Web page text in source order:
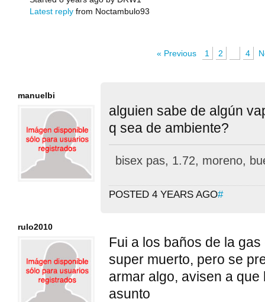
Latest reply from Noctambulo93
« Previous 1 2 4
manuelbi
alguien sabe de algún
q sea de ambiente?
bisex pas, 1.72, moreno,
POSTED 4 YEARS AGO#
rulo2010
Fui a los baños de la
super muerto, pero se
armar algo, avisen a
asunto